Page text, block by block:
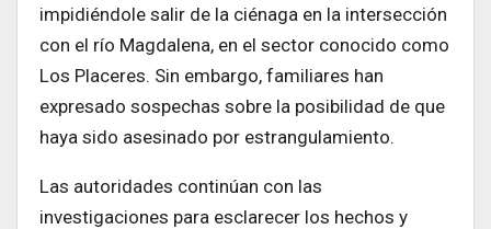
impidiéndole salir de la ciénaga en la intersección
con el río Magdalena, en el sector conocido como
Los Placeres. Sin embargo, familiares han
expresado sospechas sobre la posibilidad de que
haya sido asesinado por estrangulamiento.
Las autoridades continúan con las
investigaciones para esclarecer los hechos y